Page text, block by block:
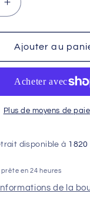
Augmenter
la
quantité
de
Kit
VECTOR
SRA
+
+
disque
MiniMax+
Ajouter au
Plus de moyens de
disponible à 1820
en 24 heures
de la